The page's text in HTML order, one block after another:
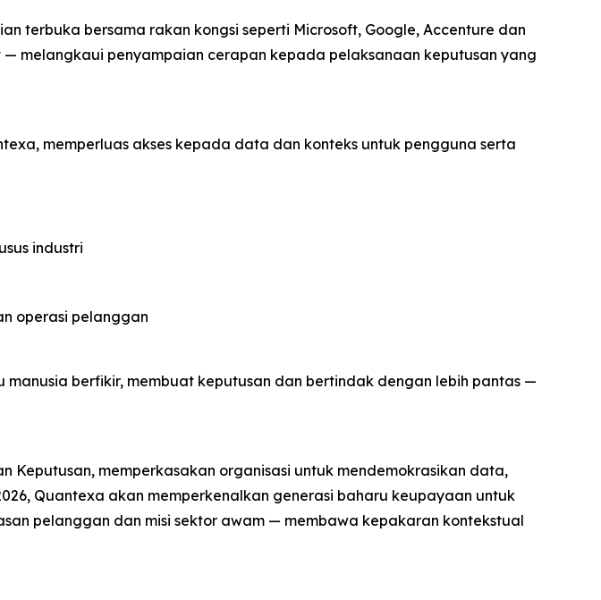
terbuka bersama rakan kongsi seperti Microsoft, Google, Accenture dan
melangkaui penyampaian cerapan kepada pelaksanaan keputusan yang
memperluas akses kepada data dan konteks untuk pengguna serta
industri
operasi pelanggan
berfikir, membuat keputusan dan bertindak dengan lebih pantas —
Keputusan, memperkasakan organisasi untuk mendemokrasikan data,
Quantexa akan memperkenalkan generasi baharu keupayaan untuk
pelanggan dan misi sektor awam — membawa kepakaran kontekstual